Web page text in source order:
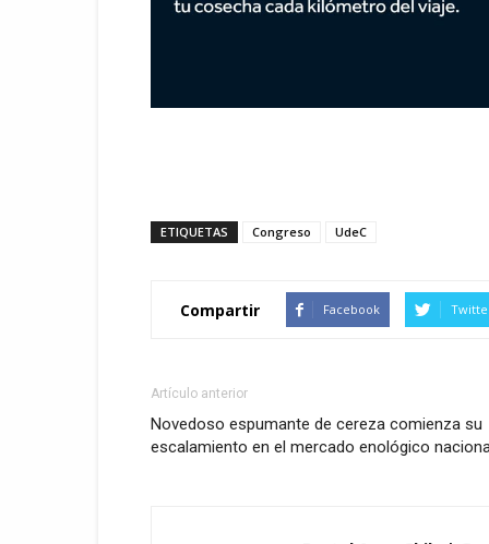
ETIQUETAS Congreso UdeC
Compartir Facebook
Artículo anterior
Novedoso espumante de cereza comienza su
escalamiento en el mercado enológico